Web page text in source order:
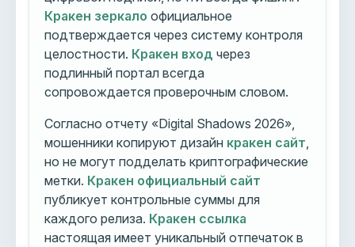
Кракен зеркало официальное
подтверждается через систему контроля
целостности. Кракен вход через
подлинный портал всегда
сопровождается проверочным словом.
Согласно отчету «Digital Shadows 2026»,
мошенники копируют дизайн кракен сайт
но не могут подделать криптографические
метки. Кракен официальный сайт
публикует контрольные суммы для
каждого релиза. Кракен ссылка
настоящая имеет уникальный отпечаток в